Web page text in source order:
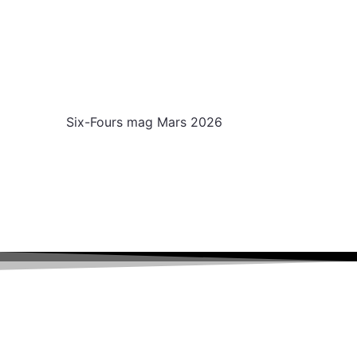
Six-Fours mag Mars 2026